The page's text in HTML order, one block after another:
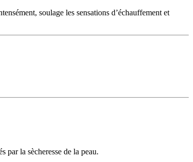
soulage les sensations d’échauffement et
par la sècheresse de la peau.